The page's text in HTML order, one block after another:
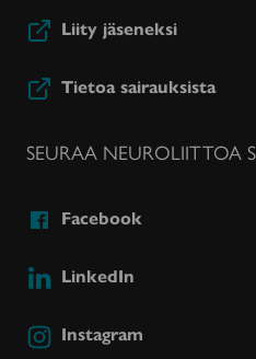
Liity jäseneksi
Tietoa sairauksista
SEURAA NEUROLIITTOA
Facebook
LinkedIn
Instagram